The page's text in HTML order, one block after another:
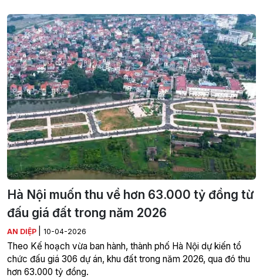
Hà Nội muốn thu về hơn 63.000 tỷ đồng từ
đấu giá đất trong năm 2026
AN DIỆP 10-04-2026
Theo Kế hoạch vừa ban hành, thành phố Hà Nội dự kiến tổ
chức đấu giá 306 dự án, khu đất trong năm 2026, qua đó thu
hơn 63.000 tỷ đồng.